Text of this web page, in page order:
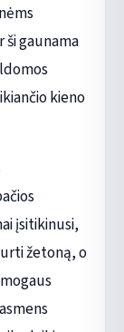
gaunama
kieno
įsitikinusi,
žetoną, o